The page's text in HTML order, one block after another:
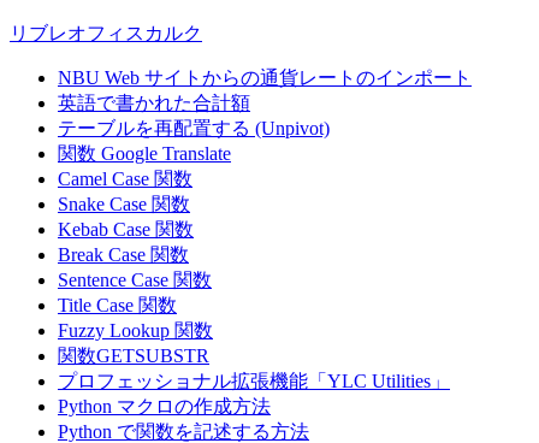
リブレオフィスカルク
NBU Web サイトからの通貨レートのインポート
英語で書かれた合計額
テーブルを再配置する (Unpivot)
関数 Google Translate
Camel Case 関数
Snake Case 関数
Kebab Case 関数
Break Case 関数
Sentence Case 関数
Title Case 関数
Fuzzy Lookup 関数
関数GETSUBSTR
プロフェッショナル拡張機能「YLC Utilities」
Python マクロの作成方法
Python で関数を記述する方法